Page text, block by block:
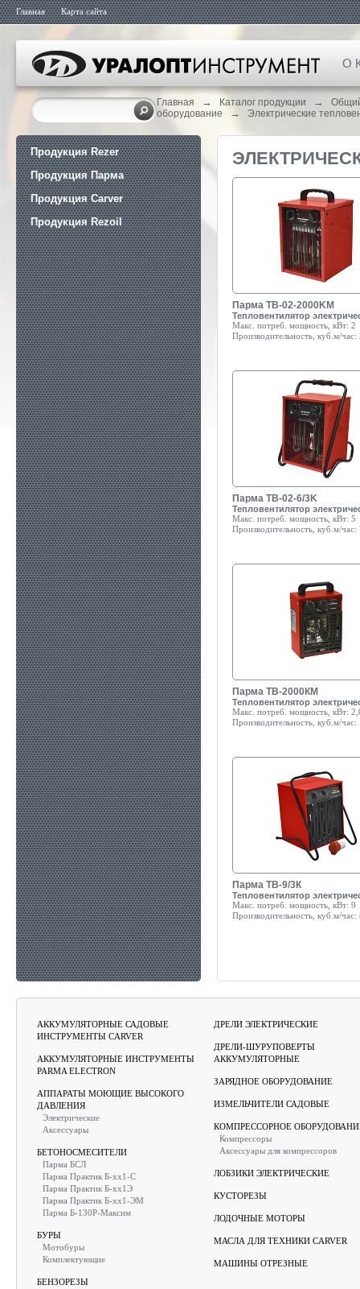
Главная Карта сайта
О
Главная → Каталог продукции →
оборудование
→ Электрические
Продукция Rezer
Продукция Парма
Продукция Carver
Продукция Rezoil
Парма ТВ-02-2000KM
Тепловентилятор
Макс. потреб. мощность, кВт: 2
Производительность, куб.м/час:
Парма ТВ-02-6/3K
Тепловентилятор
Макс. потреб. мощность, кВт: 5
Производительность, куб.м/час:
Парма TB-2000КМ
Тепловентилятор
Макс. потреб. мощность, кВт:
Производительность, куб.м/час:
Парма ТВ-9/3К
Тепловентилятор
Макс. потреб. мощность, кВт: 9
Производительность, куб.м/час:
АККУМУЛЯТОРНЫЕ САДОВЫЕ
ИНСТРУМЕНТЫ CARVER
АККУМУЛЯТОРНЫЕ ИНСТРУМЕНТЫ
PARMA ELECTRON
АППАРАТЫ МОЮЩИЕ ВЫСОКОГО
ДАВЛЕНИЯ
Электрические
Аксессуары
БЕТОНОСМЕСИТЕЛИ
Парма БСЛ
Парма Практик Б-хх1-С
Парма Практик Б-хх1Э
Парма Практик Б-хх1-ЭМ
Парма Б-130Р-Максим
БУРЫ
Мотобуры
Комплектующие
БЕНЗОРЕЗЫ
ДРЕЛИ ЭЛЕКТРИЧЕСКИЕ
ДРЕЛИ-ШУРУПОВЕРТЫ
АККУМУЛЯТОРНЫЕ
ЗАРЯДНОЕ ОБОРУДОВАНИЕ
ИЗМЕЛЬЧИТЕЛИ САДОВЫЕ
КОМПРЕССОРНОЕ
Компрессоры
Аксессуары для компрессоров
ЛОБЗИКИ ЭЛЕКТРИЧЕСКИЕ
КУСТОРЕЗЫ
ЛОДОЧНЫЕ МОТОРЫ
МАСЛА ДЛЯ ТЕХНИКИ CARVER
МАШИНЫ ОТРЕЗНЫЕ